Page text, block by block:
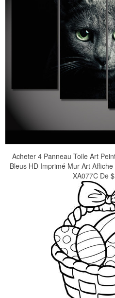
Acheter 4 Panneau Toile Art
Bleus HD Imprimé Mur Art
XA077C De